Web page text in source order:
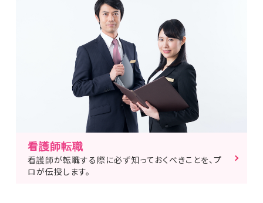
看護師転職
看護師が転職する際に必ず知っておくべきことを、プ
ロが伝授します。